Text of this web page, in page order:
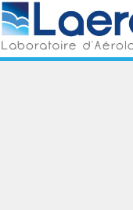
Skip
to
content